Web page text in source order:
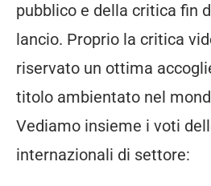
pubblico e della critica fin
lancio. Proprio la critica
riservato un ottima
titolo ambientato nel
Vediamo insieme i voti
internazionali di settore: